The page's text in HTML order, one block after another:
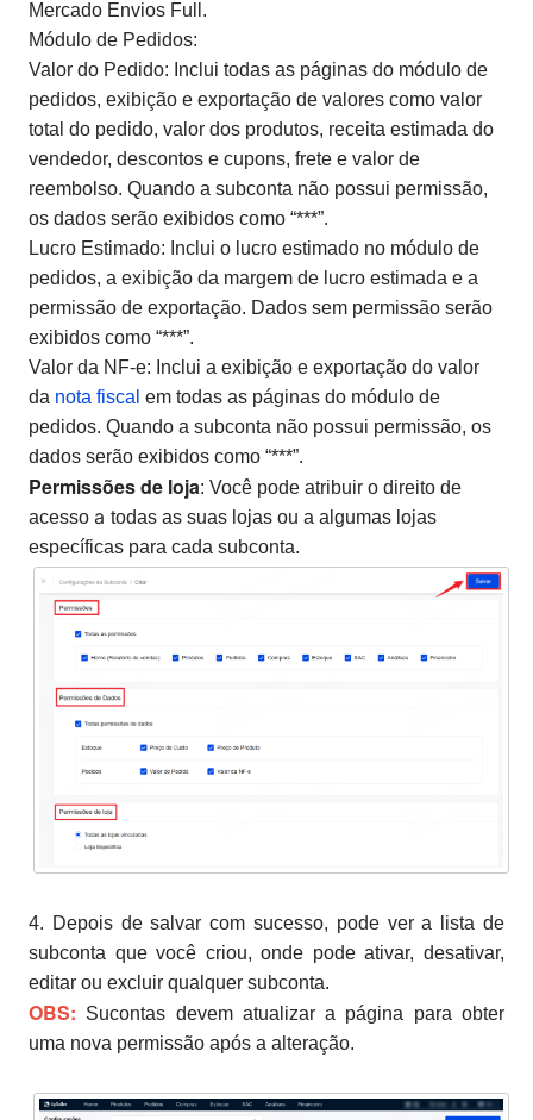
Mercado Envios Full.
Módulo de Pedidos:
Valor do Pedido: Inclui todas as páginas do módulo de
pedidos, exibição e exportação de valores como valor
total do pedido, valor dos produtos, receita estimada do
vendedor, descontos e cupons, frete e valor de
reembolso. Quando a subconta não possui permissão,
os dados serão exibidos como “***”.
Lucro Estimado: Inclui o lucro estimado no módulo de
pedidos, a exibição da margem de lucro estimada e a
permissão de exportação. Dados sem permissão serão
exibidos como “***”.
Valor da NF-e: Inclui a exibição e exportação do valor
da nota fiscal em todas as páginas do módulo de
pedidos. Quando a subconta não possui permissão, os
dados serão exibidos como “***”.
Permissões de loja: Você pode atribuir o direito de
acesso a todas as suas lojas ou a algumas lojas
específicas para cada subconta.
4. Depois de salvar com sucesso, pode ver a lista de
subconta que você criou, onde pode ativar, desativar,
editar ou excluir qualquer subconta.
OBS: Sucontas devem atualizar a página para obter
uma nova permissão após a alteração.